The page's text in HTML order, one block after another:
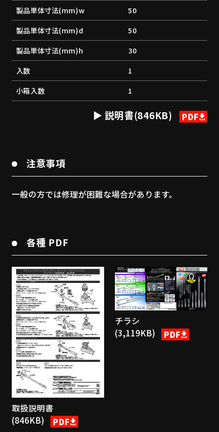
製品単体寸法(mm)w
50
製品単体寸法(mm)d
50
製品単体寸法(mm)h
30
入数
1
小箱入数
1
説明書(846KB)
注意事項
一般の方では修理が困難な場合があります。
各種 PDF
取扱説明書
(846KB)
チラシ
(3,119KB)